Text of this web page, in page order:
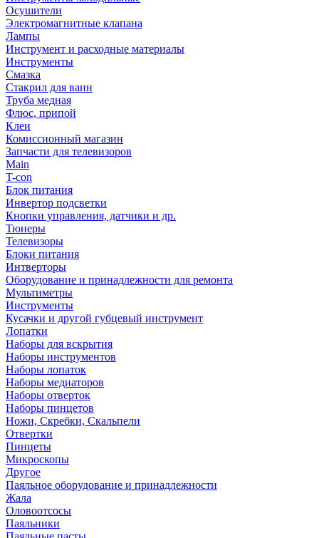
Осушители
Электромагнитные клапана
Лампы
Инструмент и расходные материалы
Инструменты
Смазка
Стакрил для ванн
Труба медная
Флюс, припой
Клеи
Комиссионный магазин
Запчасти для телевизоров
Main
T-con
Блок питания
Инвертор подсветки
Кнопки управления, датчики и др.
Тюнеры
Телевизоры
Блоки питания
Интверторы
Оборудование и принадлежности для ремонта
Мультиметры
Инструменты
Кусачки и другой губцевый инструмент
Лопатки
Наборы для вскрытия
Наборы инструментов
Наборы лопаток
Наборы медиаторов
Наборы отверток
Наборы пинцетов
Ножи, Скребки, Скальпели
Отвертки
Пинцеты
Микроскопы
Другое
Паяльное оборудование и принадлежности
Жала
Оловоотсосы
Паяльники